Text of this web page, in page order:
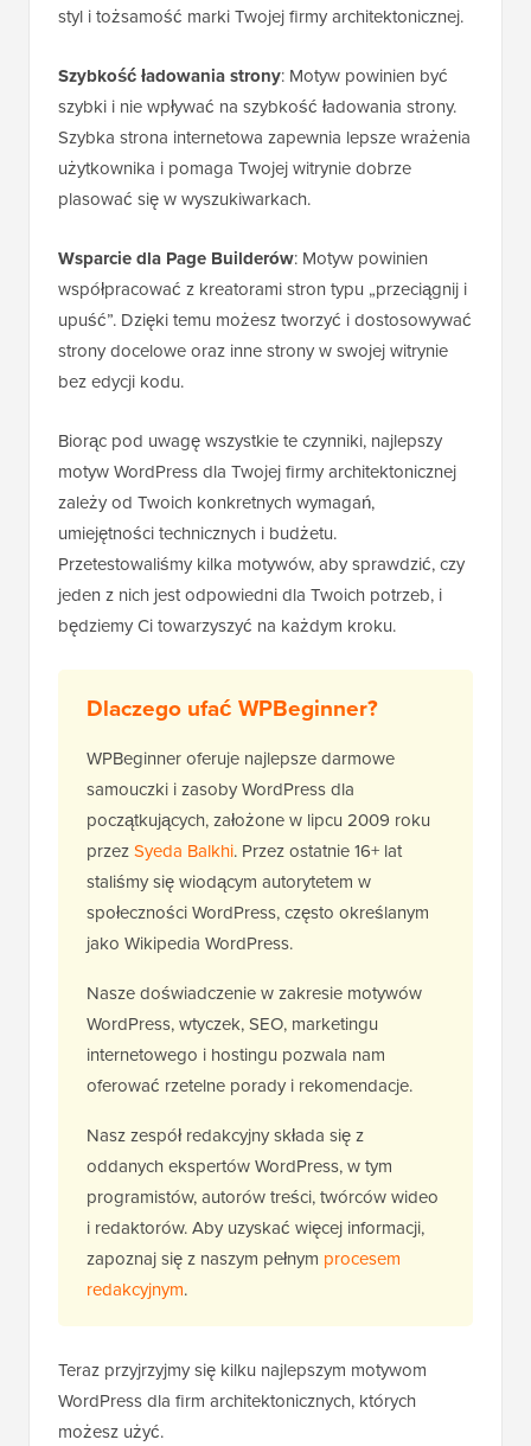
styl i tożsamość marki Twojej firmy architektonicznej.
Szybkość ładowania strony: Motyw powinien być
szybki i nie wpływać na szybkość ładowania strony.
Szybka strona internetowa zapewnia lepsze wrażenia
użytkownika i pomaga Twojej witrynie dobrze
plasować się w wyszukiwarkach.
Wsparcie dla Page Builderów: Motyw powinien
współpracować z kreatorami stron typu „przeciągnij i
upuść”. Dzięki temu możesz tworzyć i dostosowywać
strony docelowe oraz inne strony w swojej witrynie
bez edycji kodu.
Biorąc pod uwagę wszystkie te czynniki, najlepszy
motyw WordPress dla Twojej firmy architektonicznej
zależy od Twoich konkretnych wymagań,
umiejętności technicznych i budżetu.
Przetestowaliśmy kilka motywów, aby sprawdzić, czy
jeden z nich jest odpowiedni dla Twoich potrzeb, i
będziemy Ci towarzyszyć na każdym kroku.
Dlaczego ufać WPBeginner?
WPBeginner oferuje najlepsze darmowe
samouczki i zasoby WordPress dla
początkujących, założone w lipcu 2009 roku
przezSyeda Balkhi. Przez ostatnie 16+ lat
staliśmy się wiodącym autorytetem w
społeczności WordPress, często określanym
jako Wikipedia WordPress.
Nasze doświadczenie w zakresie motywów
WordPress, wtyczek, SEO, marketingu
internetowego i hostingu pozwala nam
oferować rzetelne porady i rekomendacje.
Nasz zespół redakcyjny składa się z
oddanych ekspertów WordPress, w tym
programistów, autorów treści, twórców wideo
i redaktorów. Aby uzyskać więcej informacji,
zapoznaj się z naszym pełnym procesem
redakcyjnym.
Teraz przyjrzyjmy się kilku najlepszym motywom
WordPress dla firm architektonicznych, których
możesz użyć.